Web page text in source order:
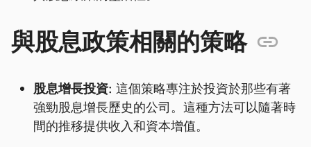
與股息政策相關的策略
股息增長投資: 這個策略專注於投資於那些有著
強勁股息增長歷史的公司。這種方法可以隨著時
間的推移提供收入和資本增值。